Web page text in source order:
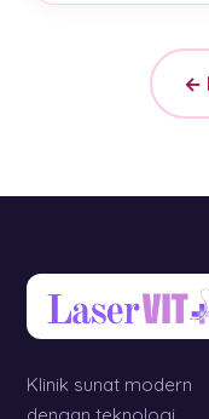
←
Klinik sunat modern